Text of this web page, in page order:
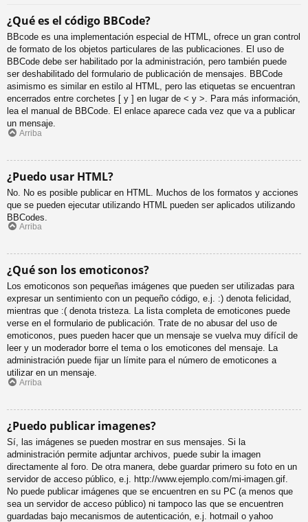
¿Qué es el código BBCode?
BBcode es una implementación especial de HTML, ofrece un gran control
de formato de los objetos particulares de las publicaciones. El uso de
BBCode debe ser habilitado por la administración, pero también puede
ser deshabilitado del formulario de publicación de mensajes. BBCode
asimismo es similar en estilo al HTML, pero las etiquetas se encuentran
encerrados entre corchetes [ y ] en lugar de < y >. Para más información,
lea el manual de BBCode. El enlace aparece cada vez que va a publicar
un mensaje.
Arriba
¿Puedo usar HTML?
No. No es posible publicar en HTML. Muchos de los formatos y acciones
que se pueden ejecutar utilizando HTML pueden ser aplicados utilizando
BBCodes.
Arriba
¿Qué son los emoticonos?
Los emoticonos son pequeñas imágenes que pueden ser utilizadas para
expresar un sentimiento con un pequeño código, e.j. :) denota felicidad,
mientras que :( denota tristeza. La lista completa de emoticones puede
verse en el formulario de publicación. Trate de no abusar del uso de
emoticonos, pues pueden hacer que un mensaje se vuelva muy difícil de
leer y un moderador borre el tema o los emoticones del mensaje. La
administración puede fijar un límite para el número de emoticones a
utilizar en un mensaje.
Arriba
¿Puedo publicar imagenes?
Sí, las imágenes se pueden mostrar en sus mensajes. Si la
administración permite adjuntar archivos, puede subir la imagen
directamente al foro. De otra manera, debe guardar primero su foto en un
servidor de acceso público, e.j. http://www.ejemplo.com/mi-imagen.gif.
No puede publicar imágenes que se encuentren en su PC (a menos que
sea un servidor de acceso público) ni tampoco las que se encuentren
guardadas bajo mecanismos de autenticación, e.j. hotmail o yahoo